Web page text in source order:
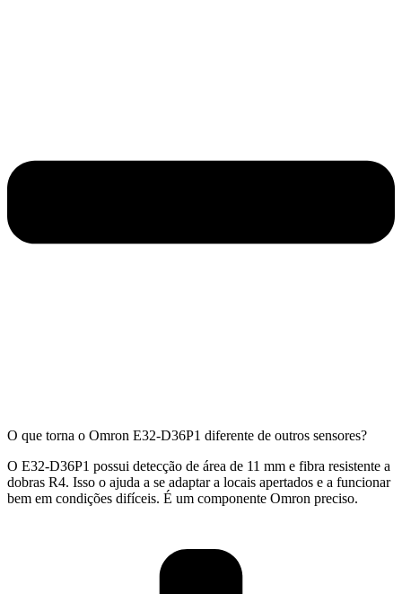
O que torna o Omron E32-D36P1 diferente de outros sensores?
O E32-D36P1 possui detecção de área de 11 mm e fibra resistente a
dobras R4. Isso o ajuda a se adaptar a locais apertados e a funcionar
bem em condições difíceis. É um componente Omron preciso.